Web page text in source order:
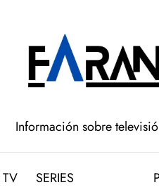
Información sobre
SERIES